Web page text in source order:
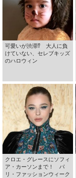
可愛いが渋滞⁉ 大人に負
けていない、セレブキッズ
のハロウィン
クロエ・グレースにソフィ
ア・カーソンまで！ パ
リ・ファッションウィーク